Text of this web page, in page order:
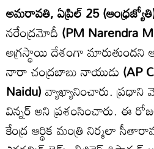
అమరావతి, ఏప్రిల్ 25
నరేంద్రమోదీ (PM Narendra
అగ్రస్థాయి దేశంగా మారుతుందని
నారా చంద్రబాబు నాయుడు (AP
Naidu)వ్యాఖ్యానించారు. ప్రధాని
విన్నర్ అని ప్రశంసించారు. ఈ
కేంద్ర ఆర్థిక మంత్రి నిర్మలా